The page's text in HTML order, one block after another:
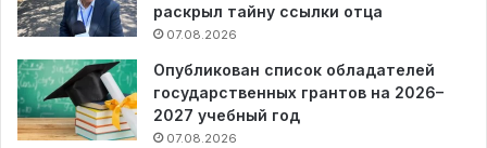
раскрыл тайну ссылки отца
07.08.2026
Опубликован список обладателей
государственных грантов на 2026–
2027 учебный год
07.08.2026